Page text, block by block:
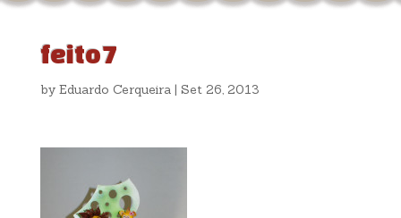
feito7
by Eduardo Cerqueira| Set 26, 2013